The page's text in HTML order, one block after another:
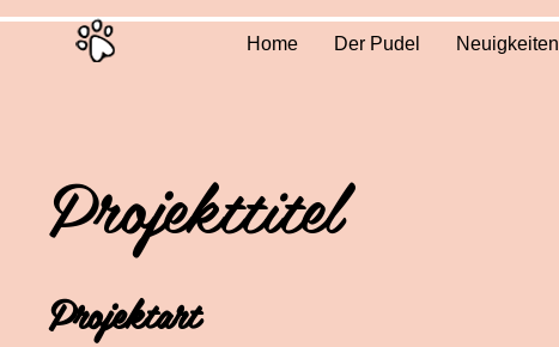
Home Der Pudel Neuigkeiten
Projekttitel
Projektart